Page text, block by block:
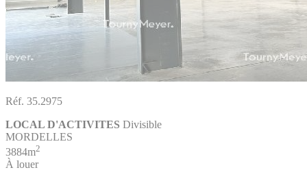
Réf. 35.2975
LOCAL D'ACTIVITES Divisible
MORDELLES
3884m2
À louer